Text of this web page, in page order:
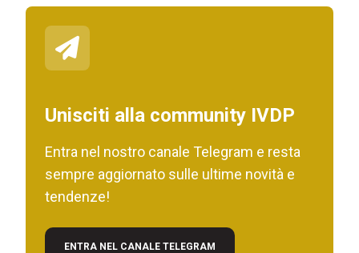
Unisciti alla community IVDP
Entra nel nostro canale Telegram e resta
sempre aggiornato sulle ultime novità e
tendenze!
ENTRA NEL CANALE TELEGRAM